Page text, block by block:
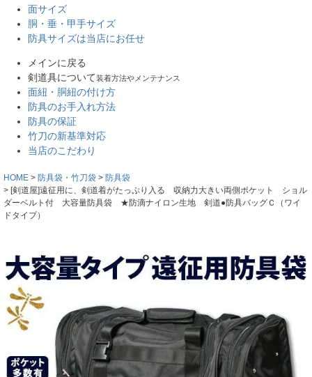
面サイズ
胴・垂・甲手サイズ
防具サイズは当店にお任せ
メインに戻る
剣道具について装着方法やメンテナンス
面紐・胴紐の付け方
防具のお手入れ方法
防具の保証
竹刀の新基準対応
当店のこだわり
HOME 防具袋・竹刀袋
防具袋
[剣道屋]遠征用に、剣道着がたっぷり入る 収納力大きい両側ポケット ショル
ダーベルト付 大容量防具袋 ★防滴ナイロン生地 剣道●防具バッグＣ（ワイ
ドタイプ）